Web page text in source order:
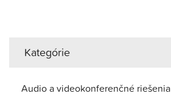
Kategórie
Audio a videokonferenčné riešenia